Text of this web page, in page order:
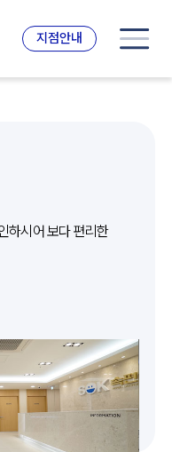
지점안내
하시어 보다 편리한